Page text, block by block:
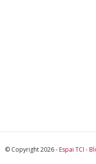
© Copyright 2026 - Espai TCI -